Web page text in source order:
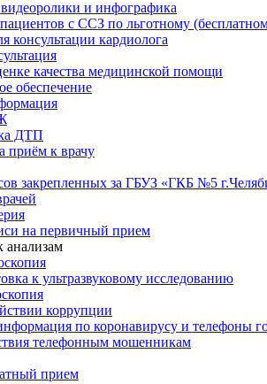
и инфографика
с ССЗ по льготному
консультации кардиолога
качества медицинской помощи
обеспечение
ДТП
приём к врачу
закрепленных за ГБУЗ «ГКБ №5
на первичный прием
анализам
к ультразвуковому исследованию
коррупции
по коронавирусу и телефоны
телефонным мошенникам
прием